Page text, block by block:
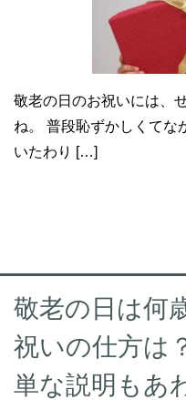
敬老の日のお祝いには、
ね。 普段恥ずかしくてな
いたわり […]
敬老の日は何
祝いの仕方は
単な説明もあ